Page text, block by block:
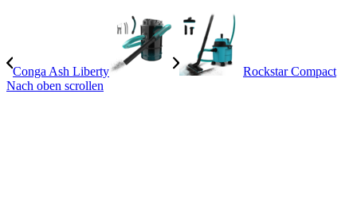
Conga Ash Liberty
Rockstar Compact
Nach oben scrollen